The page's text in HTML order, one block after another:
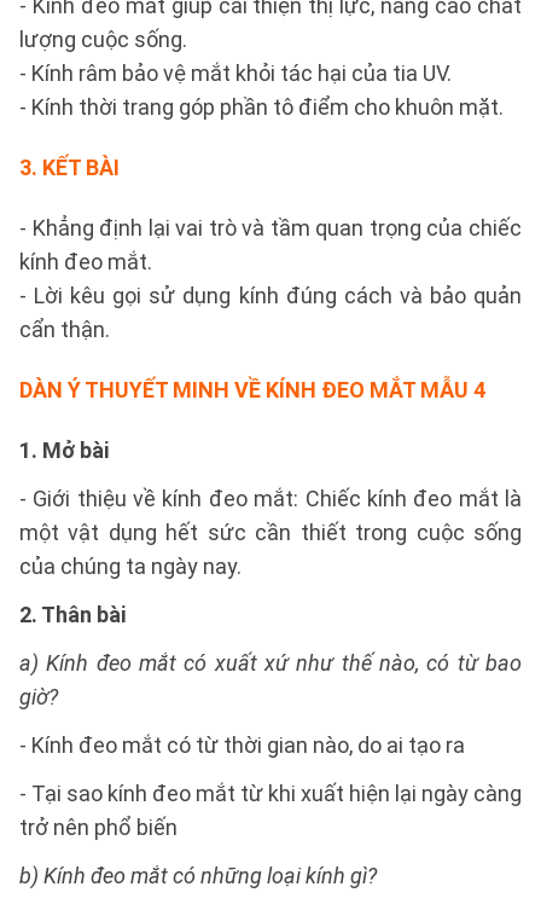
- Kính đeo mắt giúp cải thiện thị lực, nâng cao chất
lượng cuộc sống.
- Kính râm bảo vệ mắt khỏi tác hại của tia UV.
- Kính thời trang góp phần tô điểm cho khuôn mặt.
3. KẾT BÀI
- Khẳng định lại vai trò và tầm quan trọng của chiếc
kính đeo mắt.
- Lời kêu gọi sử dụng kính đúng cách và bảo quản
cẩn thận.
DÀN Ý THUYẾT MINH VỀ KÍNH ĐEO MẮT MẪU 4
1. Mở bài
- Giới thiệu về kính đeo mắt: Chiếc kính đeo mắt là
một vật dụng hết sức cần thiết trong cuộc sống
của chúng ta ngày nay.
2. Thân bài
a) Kính đeo mắt có xuất xứ như thế nào, có từ bao
giờ?
- Kính đeo mắt có từ thời gian nào, do ai tạo ra
- Tại sao kính đeo mắt từ khi xuất hiện lại ngày càng
trở nên phổ biến
b) Kính đeo mắt có những loại kính gì?